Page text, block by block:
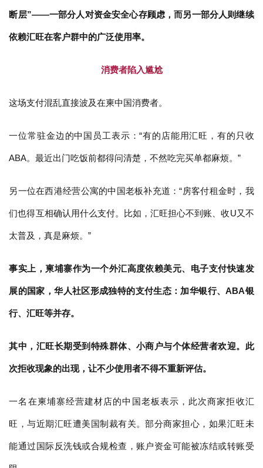
断层”——一部分人对资金安全心存顾虑，而另一部分人则继续
依赖汇旺在客户群中的广泛使用率。
消费者陷入尴尬
这场支付混乱直接波及在柬中国消费者。
一位常驻金边的中国员工表示：“有的店能用汇旺，有的只收
ABA。最近出门吃饭前都得问清楚，不然吃完买单都麻烦。”
另一位在西港经营公寓的中国老板补充道：“房客付租金时，我
们也得互相确认用什么支付。比如，汇旺担心不到账、收U又不
太普及，真是麻烦。”
事实上，柬埔寨作为一个外汇高度依赖美元、电子支付快速发
展的国家，华人社区形成独特的支付生态：加华银行、ABA银
行、汇旺等并存。
其中，汇旺长期受到特殊群体、小商户与个体经营者欢迎。此
次拒收现象的出现，让不少使用者不得不重新评估。
一名在柬埔寨经营建材店的中国老板表示，此次商家拒收汇
旺，与近期汇旺遭美国制裁有关。部分商家担心，如果汇旺未
能通过国际反洗钱或合规检查，账户资金可能被冻结或转账受